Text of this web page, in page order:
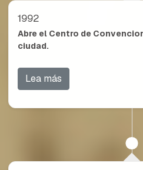
1992
Abre el Centro de
ciudad.
Lea más